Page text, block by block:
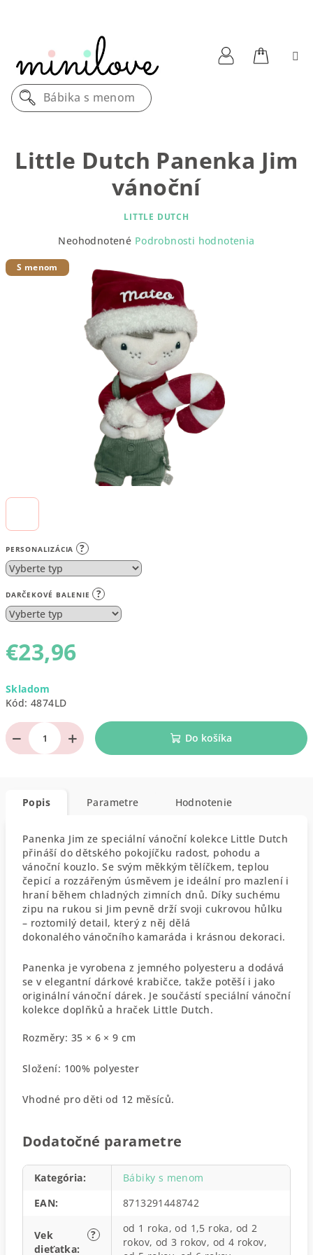
Bábika s menom
PERSONALIZÁCIA ?
DARČEKOVÉ BALENIE ?
€23,96
cena:
Skladom
Kód: 4874LD
+
− Do košíka
Little Dutch Panenka Jim
vánoční
LITTLE DUTCH
produktu
Neohodnotené Podrobnosti hodnotenia
S menom
Popis Parametre Hodnotenie
Panenka Jim ze speciální vánoční kolekce Little Dutch
přináší do dětského pokojíčku radost, pohodu a
vánoční kouzlo. Se svým měkkým tělíčkem, teplou
čepicí a rozzářeným úsměvem je ideální pro mazlení i
hraní během chladných zimních dnů. Díky suchému
zipu na rukou si Jim pevně drží svoji cukrovou hůlku
– roztomilý detail, který z něj dělá
dokonalého vánočního kamaráda i krásnou dekoraci.
Panenka je vyrobena z jemného polyesteru a dodává
se v elegantní dárkové krabičce, takže potěší i jako
originální vánoční dárek. Je součástí speciální vánoční
kolekce doplňků a hraček Little Dutch.
Rozměry: 35 × 6 × 9 cm
Složení: 100% polyester
Vhodné pro děti od 12 měsíců.
Dodatočné parametre
Kategória:
Bábiky s menom
EAN: 8713291448742
?
Vek
dieťatka:
od 1 roka, od 1,5 roka, od 2
rokov, od 3 rokov, od 4 rokov,